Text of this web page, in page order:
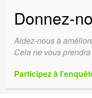
~
Aidez-nous à
Cela ne vous
Participez à